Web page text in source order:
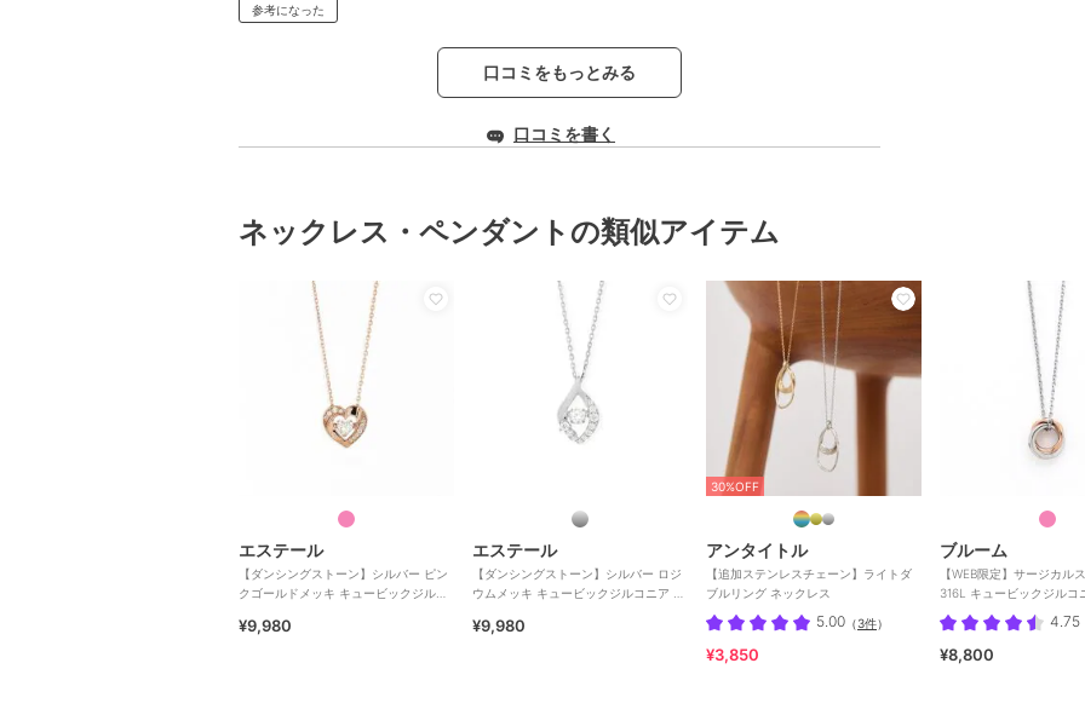
参考になった
口コミをもっとみる
口コミを書く
ネックレス・ペンダントの類似アイテム
エステール
【ダンシングストーン】シルバー ピン
クゴールドメッキ キュービックジルコ
¥9,980
エステール
【ダンシングストーン】シルバー ロジ
ウムメッキ キュービックジルコニア ネ
¥9,980
30%OFF
アンタイトル
【追加ステンレスチェーン】ライトダ
ブルリング ネックレス
5.00 （3件）
¥3,850
ブルーム
【WEB限定】サージカル
316L キュービックジルコ
クレス（レディース）4.75
¥8,800